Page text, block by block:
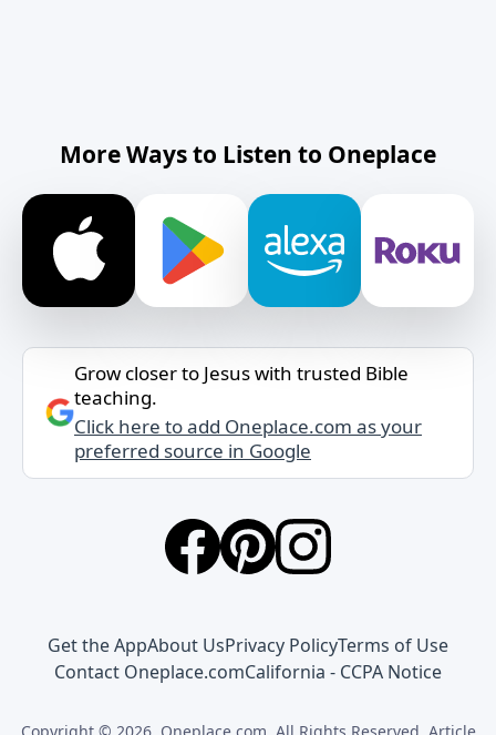
More Ways to Listen to Oneplace
Grow closer to Jesus with trusted Bible
teaching.
Click here to add Oneplace.com as your
preferred source in Google
Get the AppAbout UsPrivacy PolicyTerms of Use
Contact Oneplace.comCalifornia - CCPA Notice